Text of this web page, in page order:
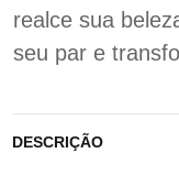
realce sua
seu par e
DESCRIÇÃO